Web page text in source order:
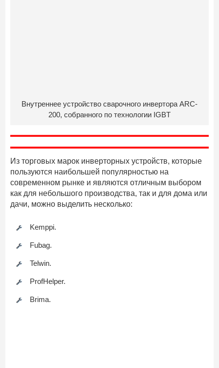
Внутреннее устройство сварочного инвертора ARC-
200, собранного по технологии IGBT
Из торговых марок инверторных устройств, которые
пользуются наибольшей популярностью на
современном рынке и являются отличным выбором
как для небольшого производства, так и для дома или
дачи, можно выделить несколько:
Kemppi.
Fubag.
Telwin.
ProfHelper.
Brima.